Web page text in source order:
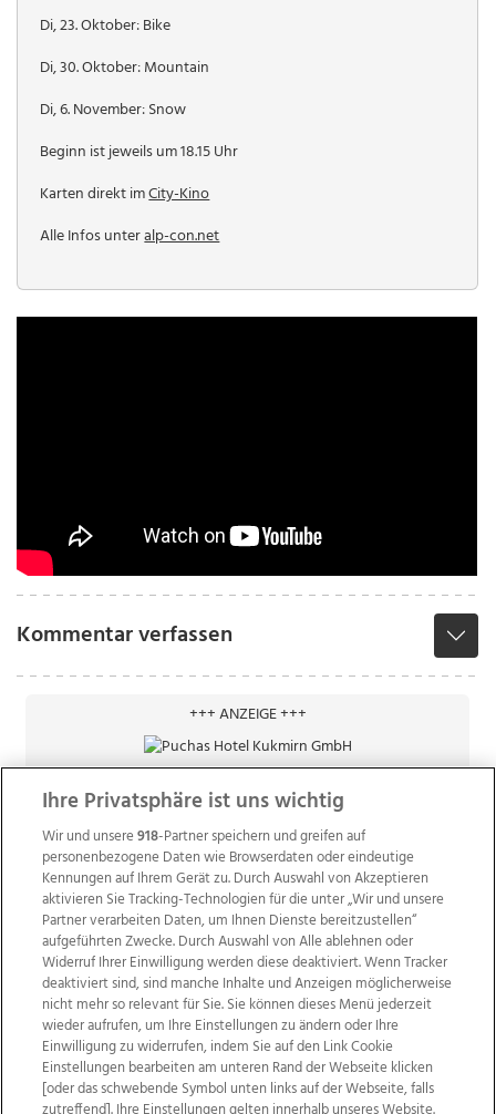
Di, 23. Oktober: Bike
Di, 30. Oktober: Mountain
Di, 6. November: Snow
Beginn ist jeweils um 18.15 Uhr
Karten direkt imCity-Kino
Alle Infos unteralp-con.net
Kommentar verfassen
+++ ANZEIGE +++
Wir über uns Mediadaten Kontakt
Jobs
Ihre Privatsphäre ist uns wichtig
Wir und unsere918-Partner speichern und greifen auf
personenbezogene Daten wie Browserdaten oder eindeutige
Kennungen auf Ihrem Gerät zu. Durch Auswahl von Akzeptieren
aktivieren Sie Tracking-Technologien für die unter „Wir und unsere
Partner verarbeiten Daten, um Ihnen Dienste bereitzustellen“
aufgeführten Zwecke. Durch Auswahl von Alle ablehnen oder
Widerruf Ihrer Einwilligung werden diese deaktiviert. Wenn Tracker
deaktiviert sind, sind manche Inhalte und Anzeigen möglicherweise
nicht mehr so relevant für Sie. Sie können dieses Menü jederzeit
wieder aufrufen, um Ihre Einstellungen zu ändern oder Ihre
Einwilligung zu widerrufen, indem Sie auf den Link Cookie
Einstellungen bearbeiten am unteren Rand der Webseite klicken
[oder das schwebende Symbol unten links auf der Webseite, falls